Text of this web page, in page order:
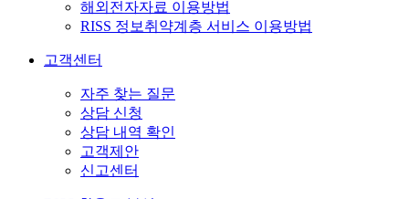
해외전자자료 이용방법
RISS 정보취약계층 서비스 이용방법
고객센터
자주 찾는 질문
상담 신청
상담 내역 확인
고객제안
신고센터